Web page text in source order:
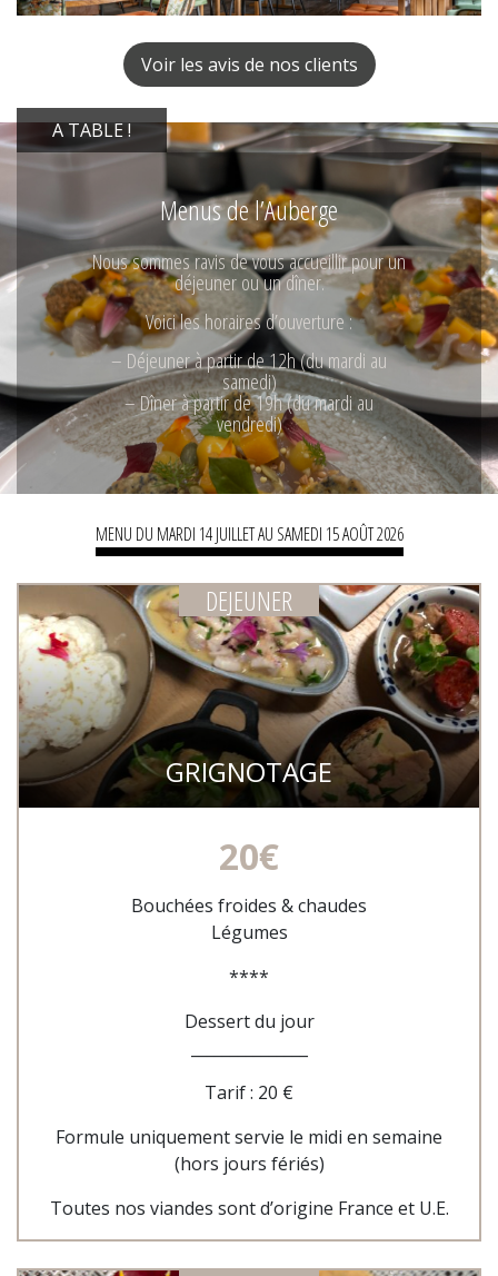
Voir les avis de nos clients
A TABLE !
Menus de l’Auberge
Nous sommes ravis de vous accueillir pour un
déjeuner ou un dîner.
Voici les horaires d’ouverture :
– Déjeuner à partir de 12h (du mardi au
samedi)
– Dîner à partir de 19h (du mardi au
vendredi)
MENU DU MARDI 14 JUILLET AU SAMEDI 15 AOÛT 2026
DEJEUNER
GRIGNOTAGE
20€
Bouchées froides & chaudes
Légumes
****
Dessert du jour
Tarif : 20 €
Formule uniquement servie le midi en semaine
(hors jours fériés)
Toutes nos viandes sont d’origine France et U.E.